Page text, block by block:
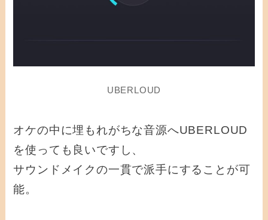
UBERLOUD
オケの中に埋もれがちな音源へUBERLOUD
を使っても良いですし、
サウンドメイクの一貫で派手にすることが可
能。